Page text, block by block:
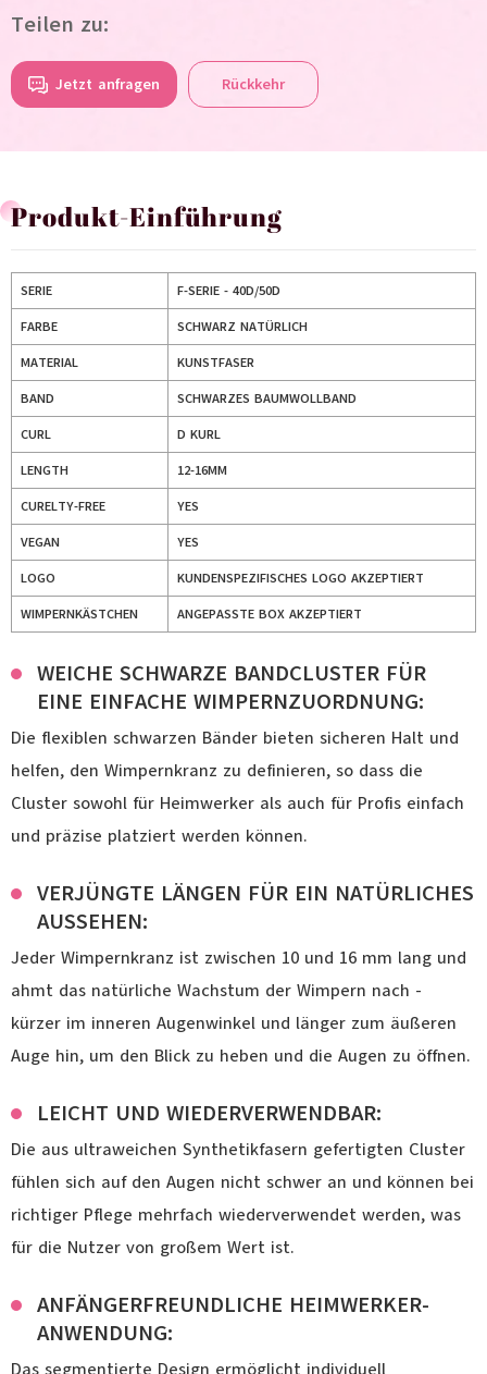
Teilen zu:
Jetzt anfragen Rückkehr
Produkt-Einführung
SERIE F-SERIE - 40D/50D
FARBE SCHWARZ NATÜRLICH
MATERIAL KUNSTFASER
BAND SCHWARZES BAUMWOLLBAND
CURL D KURL
LENGTH 12-16MM
CURELTY-FREE YES
VEGAN YES
LOGO KUNDENSPEZIFISCHES LOGO AKZEPTIERT
WIMPERNKÄSTCHEN ANGEPASSTE BOX AKZEPTIERT
WEICHE SCHWARZE BANDCLUSTER FÜR
EINE EINFACHE WIMPERNZUORDNUNG:
Die flexiblen schwarzen Bänder bieten sicheren Halt und
helfen, den Wimpernkranz zu definieren, so dass die
Cluster sowohl für Heimwerker als auch für Profis einfach
und präzise platziert werden können.
VERJÜNGTE LÄNGEN FÜR EIN NATÜRLICHES
AUSSEHEN:
Jeder Wimpernkranz ist zwischen 10 und 16 mm lang und
ahmt das natürliche Wachstum der Wimpern nach -
kürzer im inneren Augenwinkel und länger zum äußeren
Auge hin, um den Blick zu heben und die Augen zu öffnen.
LEICHT UND WIEDERVERWENDBAR:
Die aus ultraweichen Synthetikfasern gefertigten Cluster
fühlen sich auf den Augen nicht schwer an und können bei
richtiger Pflege mehrfach wiederverwendet werden, was
für die Nutzer von großem Wert ist.
ANFÄNGERFREUNDLICHE HEIMWERKER-
ANWENDUNG: